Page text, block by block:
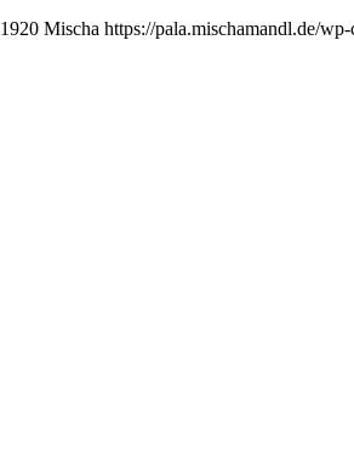
1920 Mischa https://pala.mischamandl.de/